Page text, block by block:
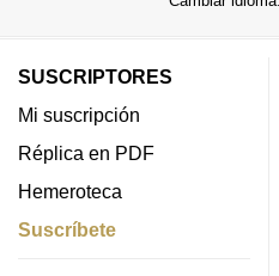
SUSCRIPTORES
Mi suscripción
Réplica en PDF
Hemeroteca
Suscríbete